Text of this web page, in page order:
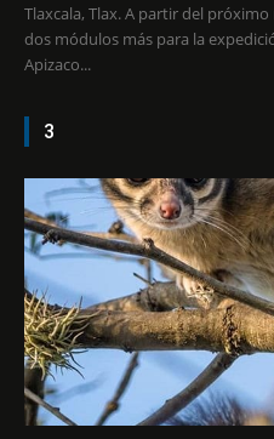
Tlaxcala, Tlax. A partir del
dos módulos más para la
Apizaco...
3